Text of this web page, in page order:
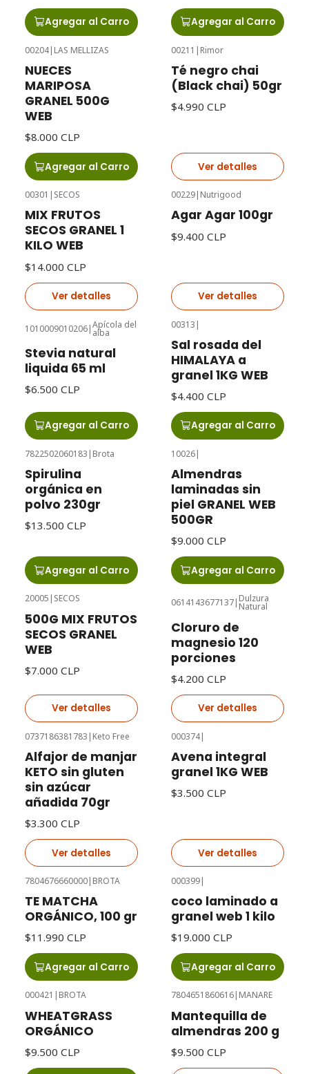
Agregar al Carro Agregar al Carro
00204| LAS MELLIZAS
NUECES
MARIPOSA
GRANEL 500G
WEB
$8.000 CLP
Agregar al Carro
00211 | Rimor
Té negro chai
(Black chai) 50gr
$4.990 CLP
Ver detalles
00301 | SECOS
MIX FRUTOS
SECOS GRANEL 1
KILO WEB
$14.000 CLP
Ver detalles
00229| Nutrigood
Agar Agar 100gr
$9.400 CLP
Ver detalles
1010009010206|Apícola del
alba
Stevia natural
liquida 65 ml
$6.500 CLP
Agregar al Carro
00313 |
Sal rosada del
HIMALAYA a
granel 1KG WEB
$4.400 CLP
Agregar al Carro
7822502060183 | Brota
Spirulina
orgánica en
polvo 230gr
$13.500 CLP
Agregar al Carro
10026|
Almendras
laminadas sin
piel GRANEL WEB
500GR
$9.000 CLP
Agregar al Carro
20005 | SECOS
500G MIX FRUTOS
SECOS GRANEL
WEB
$7.000 CLP
Ver detalles
0614143677137| Dulzura
Natural
Cloruro de
magnesio 120
porciones
$4.200 CLP
Ver detalles
0737186381783 | Keto Free
Alfajor de manjar
KETO sin gluten
sin azúcar
añadida 70gr
$3.300 CLP
Ver detalles
000374|
Avena integral
granel 1KG WEB
$3.500 CLP
Ver detalles
7804676660000| BROTA
TE MATCHA
ORGÁNICO, 100 gr
$11.990 CLP
Agregar al Carro
000399|
coco laminado a
granel web 1 kilo
$19.000 CLP
Agregar al Carro
000421 BROTA
WHEATGRASS
ORGÁNICO
$9.500 CLP
7804651860616 MANARE
Mantequilla de
almendras 200 g
$9.500 CLP